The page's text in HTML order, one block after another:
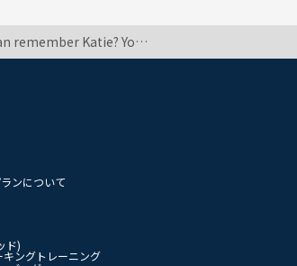
考書などでも 『I remenber seeing the Alps for the first time.』などの例文が載っています。 ()の中の日本語説明でも現在形だと思うのですが。
ンについて
ド)
キングトレーニング